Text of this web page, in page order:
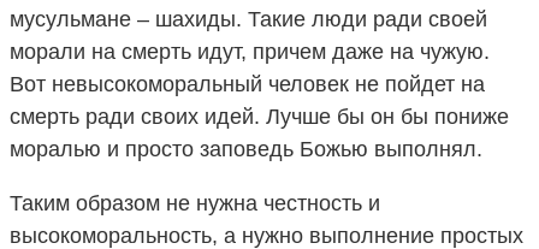
мусульмане – шахиды. Такие люди ради своей
морали на смерть идут, причем даже на чужую.
Вот невысокоморальный человек не пойдет на
смерть ради своих идей. Лучше бы он бы пониже
моралью и просто заповедь Божью выполнял.
Таким образом не нужна честность и
высокоморальность, а нужно выполнение простых